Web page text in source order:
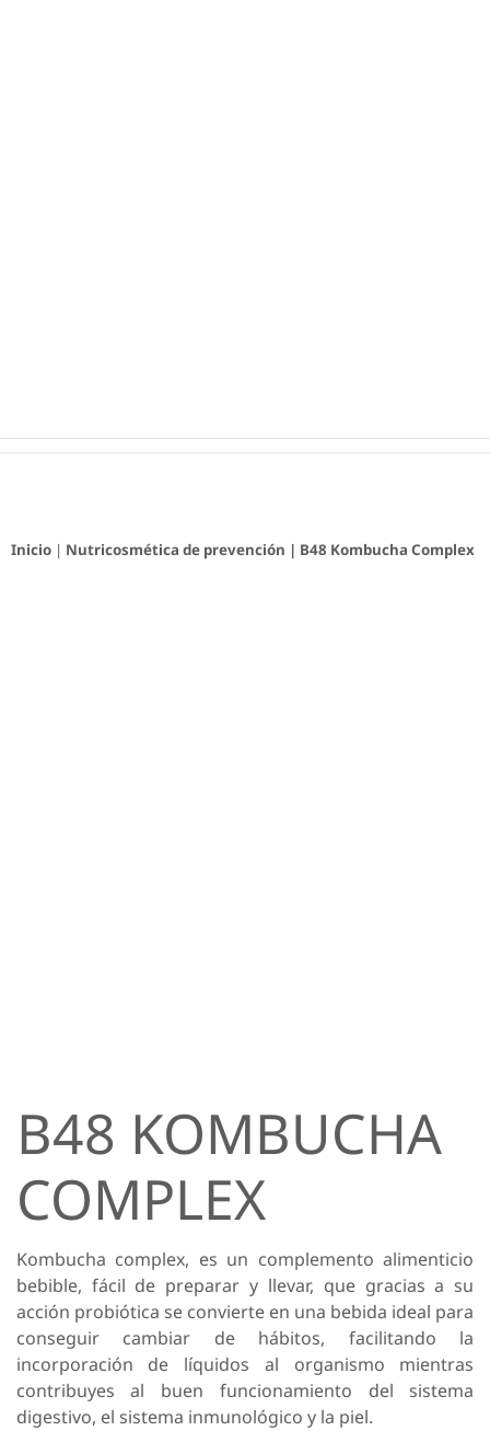
Inicio | Nutricosmética de prevención | B48 Kombucha Complex
B48 KOMBUCHA
COMPLEX
Kombucha complex, es un complemento alimenticio
bebible, fácil de preparar y llevar, que gracias a su
acción probiótica se convierte en una bebida ideal para
conseguir cambiar de hábitos, facilitando la
incorporación de líquidos al organismo mientras
contribuyes al buen funcionamiento del sistema
digestivo, el sistema inmunológico y la piel.